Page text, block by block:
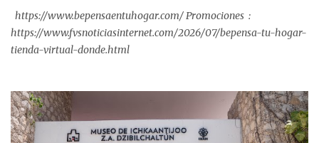
https://www.bepensaentuhogar.com/ Promociones :
https://www.fvsnoticiasinternet.com/2026/07/bepensa-tu-hogar-
tienda-virtual-donde.html